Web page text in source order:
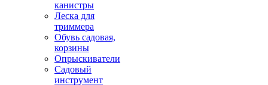
канистры
Леска для
триммера
Обувь садовая,
корзины
Опрыскиватели
Садовый
инструмент